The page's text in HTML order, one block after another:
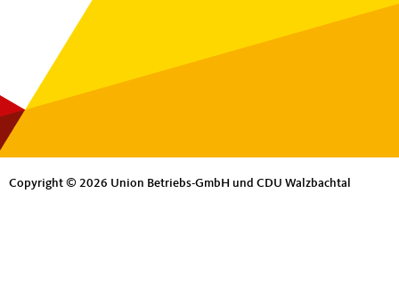
Copyright © 2026 Union Betriebs-GmbH und CDU Walzbachtal